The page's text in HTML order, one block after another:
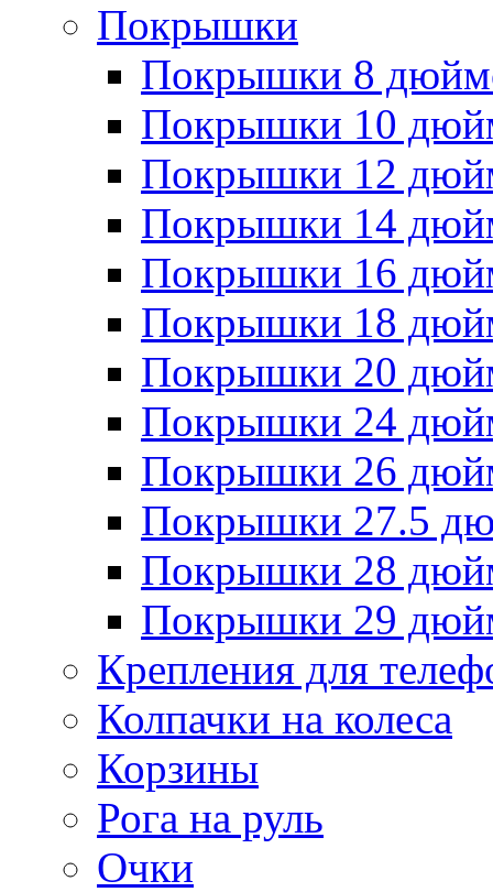
Покрышки
Покрышки 8
Покрышки 10
Покрышки 12
Покрышки 14
Покрышки 16
Покрышки 18
Покрышки 20
Покрышки 24
Покрышки 26
Покрышки 27.5
Покрышки 28
Покрышки 29
Крепления для
Колпачки на колеса
Корзины
Рога на руль
Очки